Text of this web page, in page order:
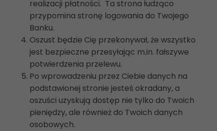
realizacji płatności. Ta strona łudząco
przypomina stronę logowania do Twojego
Banku.
Oszust będzie Cię przekonywał, że wszystko
jest bezpieczne przesyłając m.in. fałszywe
potwierdzenia przelewu.
Po wprowadzeniu przez Ciebie danych na
podstawionej stronie jesteś okradany, a
oszuści uzyskują dostęp nie tylko do Twoich
pieniędzy, ale również do Twoich danych
osobowych.